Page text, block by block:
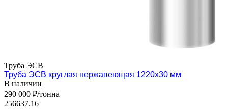
Труба ЭСВ
Труба ЭСВ круглая нержавеющая 1220х30 мм
В наличии
290 000 ₽/тонна
256637.16